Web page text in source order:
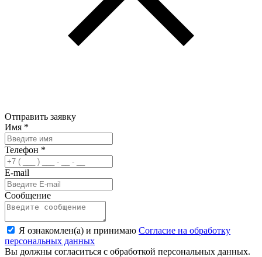
Отправить заявку
Имя *
Телефон *
E-mail
Сообщение
Я ознакомлен(а) и принимаю Согласие на обработку
персональных данных
Вы должны согласиться с обработкой персональных данных.